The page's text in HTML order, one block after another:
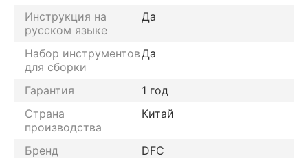
Инструкция на
русском языке
Да
Набор инструментов
для сборки
Да
Гарантия
1 год
Страна
производства
Китай
Бренд
DFC